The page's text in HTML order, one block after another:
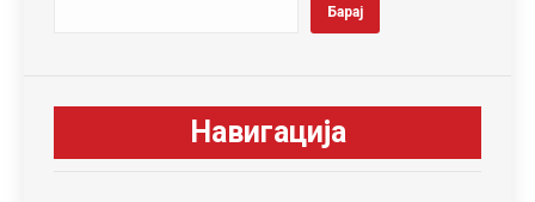
Барај
Навигација